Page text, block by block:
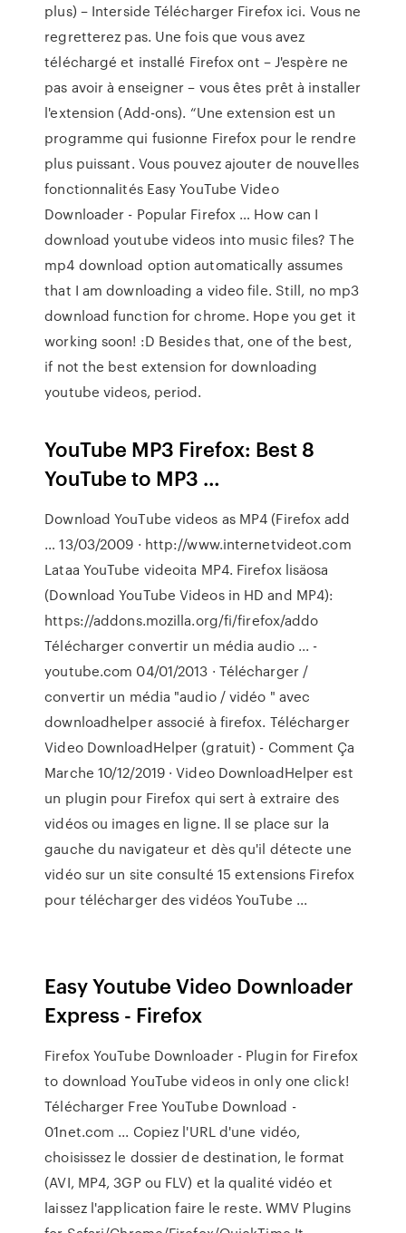
plus) – Interside Télécharger Firefox ici. Vous ne
regretterez pas. Une fois que vous avez
téléchargé et installé Firefox ont – J'espère ne
pas avoir à enseigner – vous êtes prêt à installer
l'extension (Add-ons). “Une extension est un
programme qui fusionne Firefox pour le rendre
plus puissant. Vous pouvez ajouter de nouvelles
fonctionnalités Easy YouTube Video
Downloader - Popular Firefox … How can I
download youtube videos into music files? The
mp4 download option automatically assumes
that I am downloading a video file. Still, no mp3
download function for chrome. Hope you get it
working soon! :D Besides that, one of the best,
if not the best extension for downloading
youtube videos, period.
YouTube MP3 Firefox: Best 8
YouTube to MP3 …
Download YouTube videos as MP4 (Firefox add
… 13/03/2009 · http://www.internetvideot.com
Lataa YouTube videoita MP4. Firefox lisäosa
(Download YouTube Videos in HD and MP4):
https://addons.mozilla.org/fi/firefox/addo
Télécharger convertir un média audio ... -
youtube.com 04/01/2013 · Télécharger /
convertir un média "audio / vidéo " avec
downloadhelper associé à firefox. Télécharger
Video DownloadHelper (gratuit) - Comment Ça
Marche 10/12/2019 · Video DownloadHelper est
un plugin pour Firefox qui sert à extraire des
vidéos ou images en ligne. Il se place sur la
gauche du navigateur et dès qu'il détecte une
vidéo sur un site consulté 15 extensions Firefox
pour télécharger des vidéos YouTube ...
Easy Youtube Video Downloader
Express - Firefox
Firefox YouTube Downloader - Plugin for Firefox
to download YouTube videos in only one click!
Télécharger Free YouTube Download -
01net.com ... Copiez l'URL d'une vidéo,
choisissez le dossier de destination, le format
(AVI, MP4, 3GP ou FLV) et la qualité vidéo et
laissez l'application faire le reste. WMV Plugins